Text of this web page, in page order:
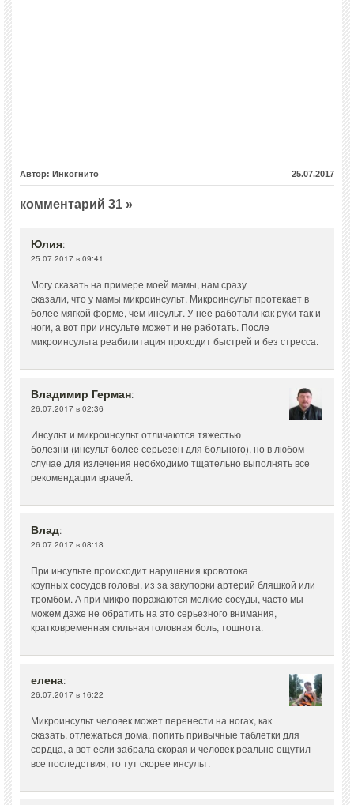
Автор: Инкогнито 25.07.2017
комментарий 31 »
Юлия:
25.07.2017 в 09:41
Могу сказать на примере моей мамы, нам сразу
сказали, что у мамы микроинсульт. Микроинсульт протекает в
более мягкой форме, чем инсульт. У нее работали как руки так и
ноги, а вот при инсульте может и не работать. После
микроинсульта реабилитация проходит быстрей и без стресса.
Владимир Герман:
26.07.2017 в 02:36
Инсульт и микроинсульт отличаются тяжестью
болезни (инсульт более серьезен для больного), но в любом
случае для излечения необходимо тщательно выполнять все
рекомендации врачей.
Влад:
26.07.2017 в 08:18
При инсульте происходит нарушения кровотока
крупных сосудов головы, из за закупорки артерий бляшкой или
тромбом. А при микро поражаются мелкие сосуды, часто мы
можем даже не обратить на это серьезного внимания,
кратковременная сильная головная боль, тошнота.
елена:
26.07.2017 в 16:22
Микроинсульт человек может перенести на ногах, как
сказать, отлежаться дома, попить привычные таблетки для
сердца, а вот если забрала скорая и человек реально ощутил
все последствия, то тут скорее инсульт.